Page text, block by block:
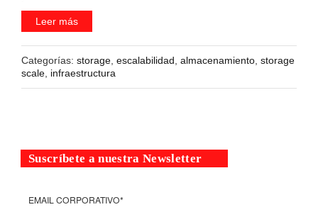
Leer más
Categorías: storage escalabilidad almacenamiento storage
scale infraestructura
Suscríbete a nuestra Newsletter
EMAIL CORPORATIVO*